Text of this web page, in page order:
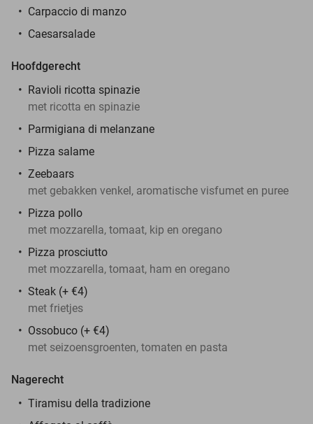
Carpaccio di manzo
Caesarsalade
Hoofdgerecht
Ravioli ricotta spinazie
met ricotta en spinazie
Parmigiana di melanzane
Pizza salame
Zeebaars
met gebakken venkel, aromatische visfumet en puree
Pizza pollo
met mozzarella, tomaat, kip en oregano
Pizza prosciutto
met mozzarella, tomaat, ham en oregano
Steak (+ €4)
met frietjes
Ossobuco (+ €4)
met seizoensgroenten, tomaten en pasta
Nagerecht
Tiramisu della tradizione